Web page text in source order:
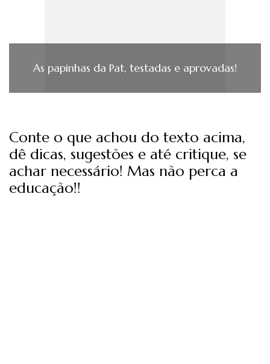
As papinhas da Pat, testadas e aprovadas!
Conte o que achou do texto acima,
dê dicas, sugestões e até critique, se
achar necessário! Mas não perca a
educação!!